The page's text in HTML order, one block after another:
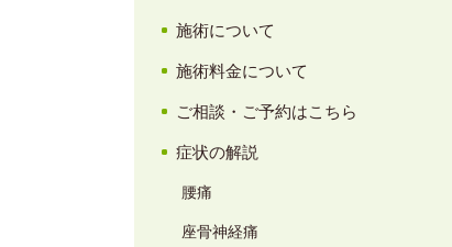
施術について
施術料金について
ご相談・ご予約はこちら
症状の解説
腰痛
座骨神経痛